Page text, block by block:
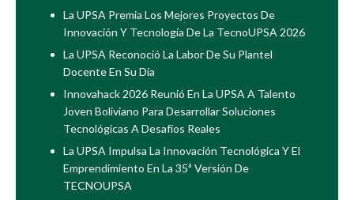
La UPSA Premia Los Mejores Proyectos De
Innovación Y Tecnología De La TecnoUPSA 2026
La UPSA Reconoció La Labor De Su Plantel
Docente En Su Día
Innovahack 2026 Reunió En La UPSA A Talento
Joven Boliviano Para Desarrollar Soluciones
Tecnológicas A Desafíos Reales
La UPSA Impulsa La Innovación Tecnológica Y El
Emprendimiento En La 35ª Versión De
TECNOUPSA